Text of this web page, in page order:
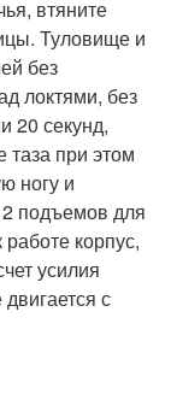
втяните
Туловище и
без
локтями, без
20 секунд,
таза при этом
ногу и
подъемов для
корпус,
усилия
с